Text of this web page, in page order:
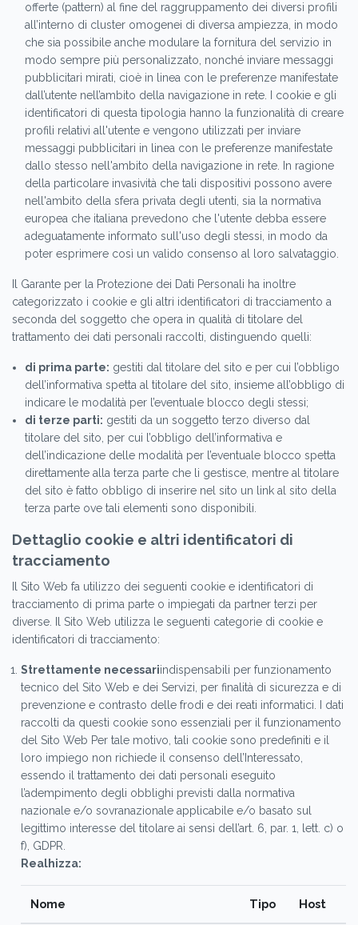
offerte (pattern) al fine del raggruppamento dei diversi profili
all’interno di cluster omogenei di diversa ampiezza, in modo
che sia possibile anche modulare la fornitura del servizio in
modo sempre più personalizzato, nonché inviare messaggi
pubblicitari mirati, cioè in linea con le preferenze manifestate
dall’utente nell’ambito della navigazione in rete. I cookie e gli
identificatori di questa tipologia hanno la funzionalità di creare
profili relativi all'utente e vengono utilizzati per inviare
messaggi pubblicitari in linea con le preferenze manifestate
dallo stesso nell'ambito della navigazione in rete. In ragione
della particolare invasività che tali dispositivi possono avere
nell'ambito della sfera privata degli utenti, sia la normativa
europea che italiana prevedono che l'utente debba essere
adeguatamente informato sull'uso degli stessi, in modo da
poter esprimere così un valido consenso al loro salvataggio.
Il Garante per la Protezione dei Dati Personali ha inoltre
categorizzato i cookie e gli altri identificatori di tracciamento a
seconda del soggetto che opera in qualità di titolare del
trattamento dei dati personali raccolti, distinguendo quelli:
di prima parte: gestiti dal titolare del sito e per cui l’obbligo
dell’informativa spetta al titolare del sito, insieme all’obbligo di
indicare le modalità per l’eventuale blocco degli stessi;
di terze parti: gestiti da un soggetto terzo diverso dal
titolare del sito, per cui l’obbligo dell’informativa e
dell’indicazione delle modalità per l’eventuale blocco spetta
direttamente alla terza parte che li gestisce, mentre al titolare
del sito è fatto obbligo di inserire nel sito un link al sito della
terza parte ove tali elementi sono disponibili.
Dettaglio cookie e altri identificatori di
tracciamento
Il Sito Web fa utilizzo dei seguenti cookie e identificatori di
tracciamento di prima parte o impiegati da partner terzi per
diverse. Il Sito Web utilizza le seguenti categorie di cookie e
identificatori di tracciamento:
Strettamente necessariindispensabili per funzionamento
tecnico del Sito Web e dei Servizi, per finalità di sicurezza e di
prevenzione e contrasto delle frodi e dei reati informatici. I dati
raccolti da questi cookie sono essenziali per il funzionamento
del Sito Web Per tale motivo, tali cookie sono predefiniti e il
loro impiego non richiede il consenso dell’Interessato,
essendo il trattamento dei dati personali eseguito
l’adempimento degli obblighi previsti dalla normativa
nazionale e/o sovranazionale applicabile e/o basato sul
legittimo interesse del titolare ai sensi dell’art. 6, par. 1, lett. c) o
f), GDPR.
Realhizza:
Nome Tipo Host